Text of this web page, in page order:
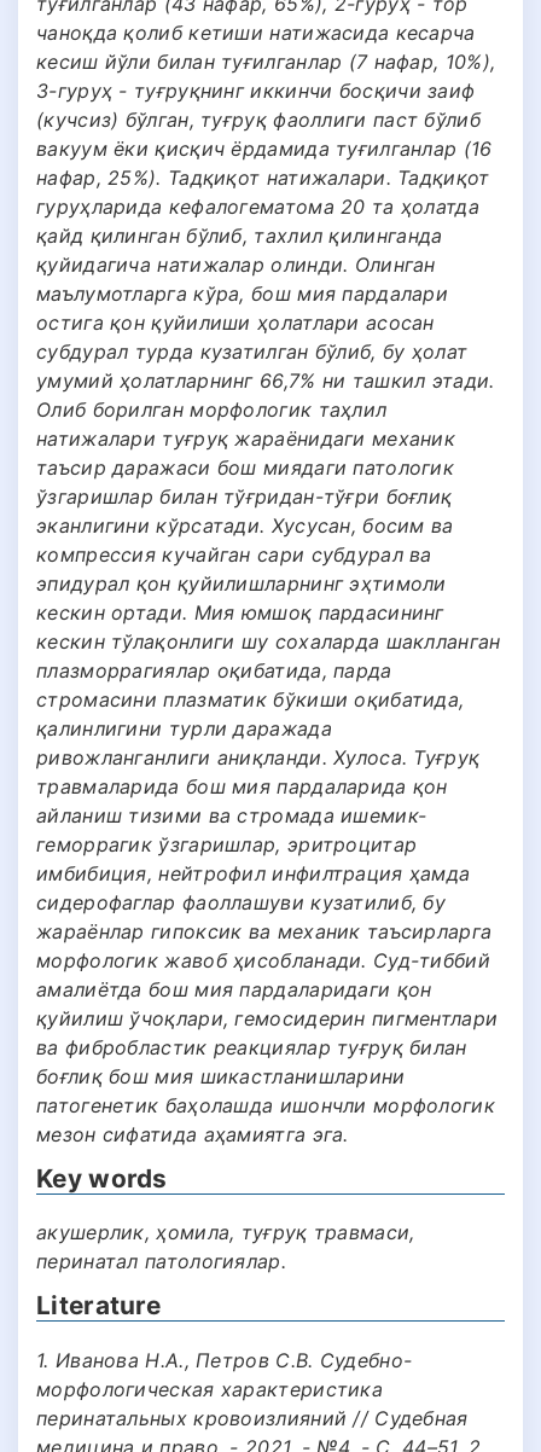
чаноқда қолиб кетиши натижасида кесарча
кесиш йўли билан туғилганлар (7 нафар, 10%),
3-гуруҳ - туғруқнинг иккинчи босқичи заиф
(кучсиз) бўлган, туғруқ фаоллиги паст бўлиб
вакуум ёки қисқич ёрдамида туғилганлар (16
нафар, 25%). Тадқиқот натижалари. Тадқиқот
гуруҳларида кефалогематома 20 та ҳолатда
қайд қилинган бўлиб, тахлил қилинганда
қуйидагича натижалар олинди. Олинган
маълумотларга кўра, бош мия пардалари
остига қон қуйилиши ҳолатлари асосан
субдурал турда кузатилган бўлиб, бу ҳолат
умумий ҳолатларнинг 66,7% ни ташкил этади.
Олиб борилган морфологик таҳлил
натижалари туғруқ жараёнидаги механик
таъсир даражаси бош миядаги патологик
ўзгаришлар билан тўғридан-тўғри боғлиқ
эканлигини кўрсатади. Хусусан, босим ва
компрессия кучайган сари субдурал ва
эпидурал қон қуйилишларнинг эҳтимоли
кескин ортади. Мия юмшоқ пардасининг
кескин тўлақонлиги шу сохаларда шаклланган
плазморрагиялар оқибатида, парда
стромасини плазматик бўкиши оқибатида,
қалинлигини турли даражада
ривожланганлиги аниқланди. Хулоса. Туғруқ
травмаларида бош мия пардаларида қон
айланиш тизими ва стромада ишемик-
геморрагик ўзгаришлар, эритроцитар
имбибиция, нейтрофил инфилтрация ҳамда
сидерофаглар фаоллашуви кузатилиб, бу
жараёнлар гипоксик ва механик таъсирларга
морфологик жавоб ҳисобланади. Суд-тиббий
амалиётда бош мия пардаларидаги қон
қуйилиш ўчоқлари, гемосидерин пигментлари
ва фибробластик реакциялар туғруқ билан
боғлиқ бош мия шикастланишларини
патогенетик баҳолашда ишончли морфологик
мезон сифатида аҳамиятга эга.
Key words
акушерлик, ҳомила, туғруқ травмаси,
перинатал патологиялар.
Literature
1. Иванова Н.А., Петров С.В. Судебно-
морфологическая характеристика
перинатальных кровоизлияний // Судебная
медицина и право. - 2021. - №4. - С. 44–51. 2.